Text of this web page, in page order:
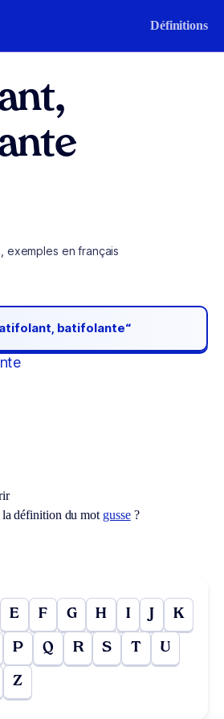
Définitions
exemples en français
batifolante“
la définition du mot gusse?
E F G H I J K
P Q R S T U
Z